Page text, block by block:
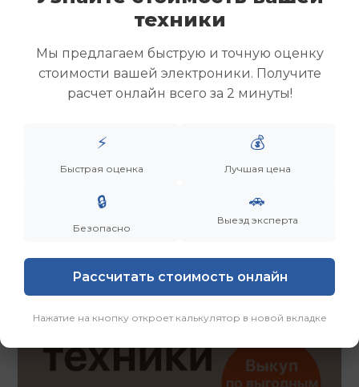
Скупка ноутбуков
Скупка ультрабуков
Скупка игровых ноутбуков
Скупка рабочих ноутбуков
Скупка старых ноутбуков (б/у)
Заказать Смотреть еще
техники
Мы предлагаем быструю и точную оценку
стоимости вашей электроники. Получите
расчет онлайн всего за 2 минуты!
⚡
Быстрая оценка
💰
Лучшая цена
🔒
Безопасно
🚗
Выезд эксперта
Рассчитать стоимость онлайн
Нажатие на кнопку откроет калькулятор в новой вкладке